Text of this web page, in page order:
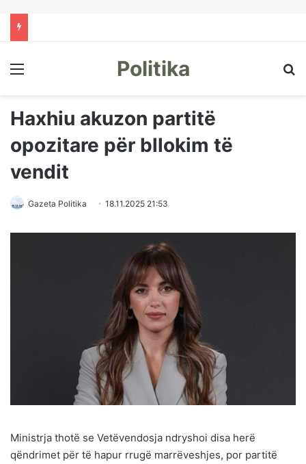
Menu Politika
Haxhiu akuzon partitë
opozitare për bllokim të
vendit
Gazeta Politika 18.11.2025 21:53
Ministrja thotë se Vetëvendosja ndryshoi disa herë
qëndrimet për të hapur rrugë marrëveshjes, por partitë